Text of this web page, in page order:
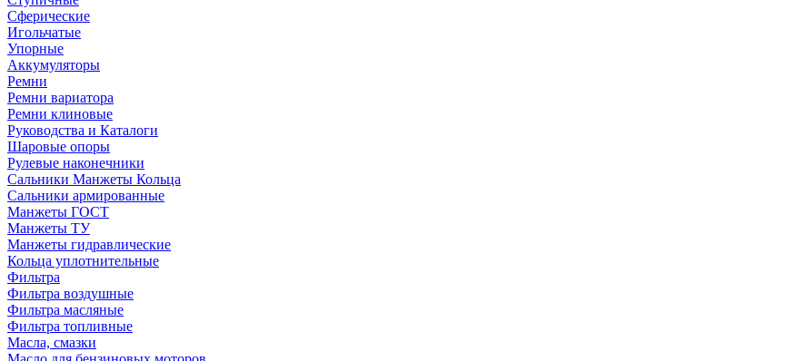
Сферические
Игольчатые
Упорные
Аккумуляторы
Ремни
Ремни вариатора
Ремни клиновые
Руководства и Каталоги
Шаровые опоры
Рулевые наконечники
Сальники Манжеты Кольца
Сальники армированные
Манжеты ГОСТ
Манжеты ТУ
Манжеты гидравлические
Кольца уплотнительные
Фильтра
Фильтра воздушные
Фильтра масляные
Фильтра топливные
Масла, смазки